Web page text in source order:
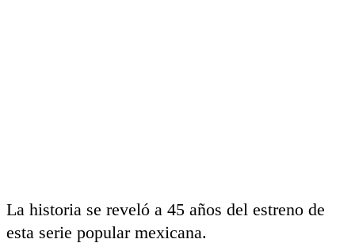
La historia se reveló a 45 años del estreno de
esta serie popular mexicana.